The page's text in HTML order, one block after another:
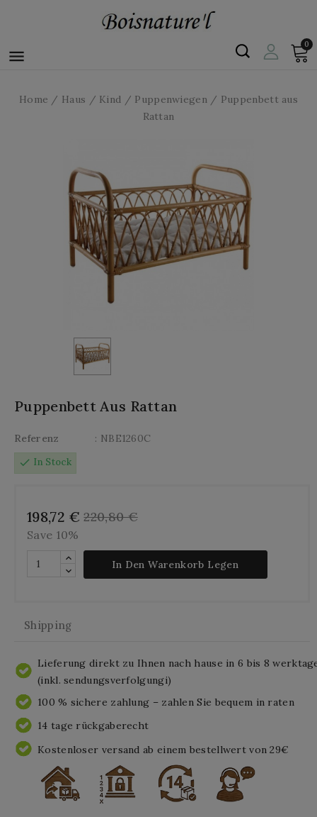

0
Home Haus Kind Puppenwiegen
Puppenbett aus
Rattan
Puppenbett Aus Rattan
Referenz
: NBE1260C
check In Stock
198,72 € 220,80 €
Save 10%
In Den Warenkorb Legen
Shipping
Lieferung direkt zu Ihnen nach hause in 6 bis 8
(inkl. sendungsverfolgungi)
100 % sichere zahlung – zahlen Sie bequem in raten
14 tage rückgaberecht
Kostenloser versand ab einem bestellwert von 29€